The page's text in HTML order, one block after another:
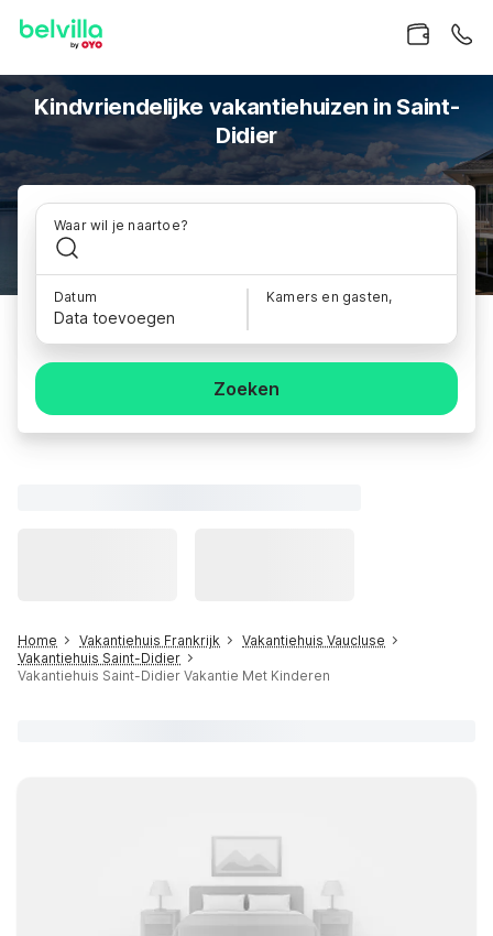
Kindvriendelijke vakantiehuizen in Saint-
Didier
Waar wil je naartoe?
Datum
Data toevoegen
Kamers en gasten,
Zoeken
Home Vakantiehuis Frankrijk
Vakantiehuis Vaucluse
Vakantiehuis Saint-Didier
Vakantiehuis Saint-Didier Vakantie Met Kinderen